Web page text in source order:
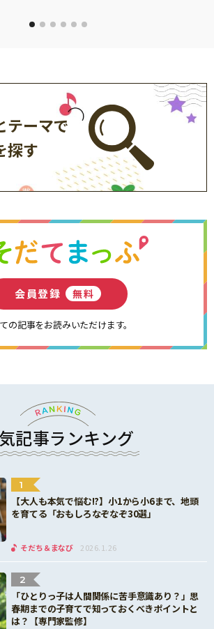
テーマで
探す
会員登録 無料
の記事をお読みいただけます。
記事ランキング
1
【大人も本気で悩む!?】小1から小6まで、地頭
を育てる「おもしろなぞなぞ30選」
そだち＆まなび 2026.1.26
2
「ひとりっ子は人間関係に苦手意識あり？」思
春期までの子育てで知っておくべきポイントと
は？【専門家監修】